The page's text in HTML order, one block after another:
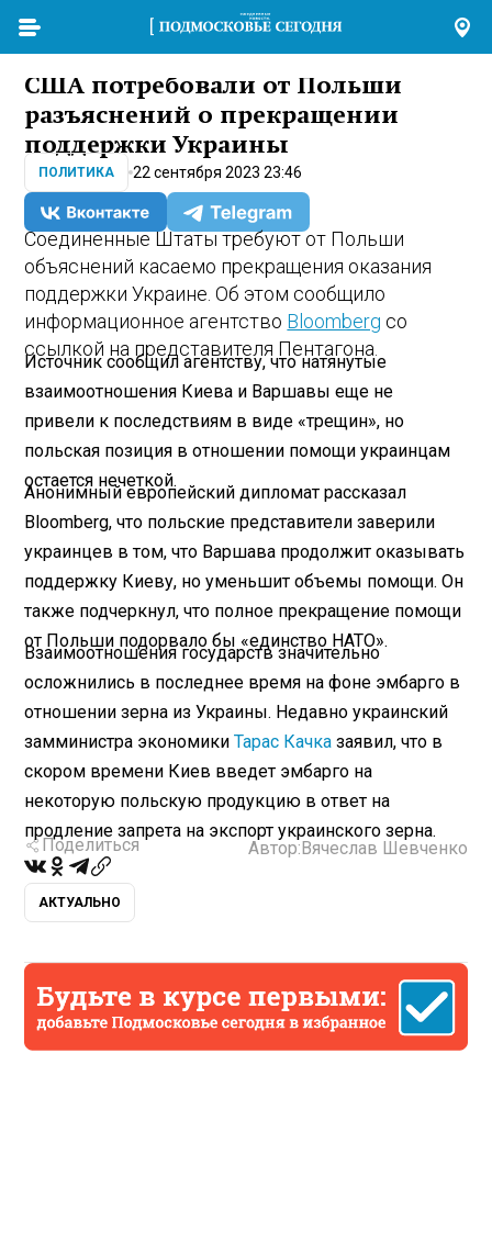
США потребовали от Польши
разъяснений о прекращении
поддержки Украины
ПОЛИТИКА 22 сентября 2023 23:46
Соединенные Штаты требуют от Польши
объяснений касаемо прекращения оказания
поддержки Украине. Об этом сообщило
информационное агентство Bloomberg со
ссылкой на представителя Пентагона.
Источник сообщил агентству, что натянутые
взаимоотношения Киева и Варшавы еще не
привели к последствиям в виде «трещин», но
польская позиция в отношении помощи украинцам
остается нечеткой.
Анонимный европейский дипломат рассказал
Bloomberg, что польские представители заверили
украинцев в том, что Варшава продолжит оказывать
поддержку Киеву, но уменьшит объемы помощи. Он
также подчеркнул, что полное прекращение помощи
от Польши подорвало бы «единство НАТО».
Взаимоотношения государств значительно
осложнились в последнее время на фоне эмбарго в
отношении зерна из Украины. Недавно украинский
замминистра экономикиТарас Качка заявил, что в
скором времени Киев введет эмбарго на
некоторую польскую продукцию в ответ на
продление запрета на экспорт украинского зерна.
Поделиться Автор: Вячеслав Шевченко
АКТУАЛЬНО